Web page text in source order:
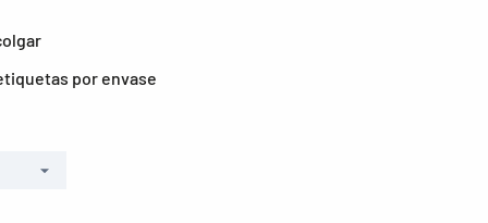
por envase